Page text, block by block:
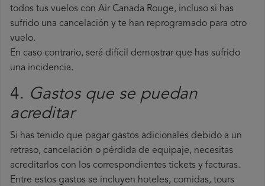
todos tus vuelos con Air Canada Rouge, incluso si has
sufrido una cancelación y te han reprogramado para otro
vuelo.
En caso contrario, será difícil demostrar que has sufrido
una incidencia.
4. Gastos que se puedan
acreditar
Si has tenido que pagar gastos adicionales debido a un
retraso, cancelación o pérdida de equipaje, necesitas
acreditarlos con los correspondientes tickets y facturas.
Entre estos gastos se incluyen hoteles, comidas, tours